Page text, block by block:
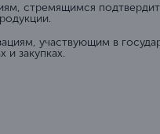
стремящимся
участвующим в
и закупках.